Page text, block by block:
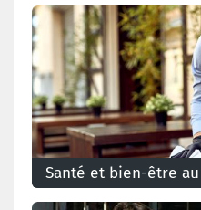
Santé et bien-être